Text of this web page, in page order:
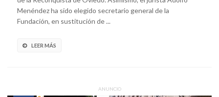
Menéndez ha sido elegido secretario general de la
Fundación, en sustitución de ...
LEER MÁS
ANUNCIO